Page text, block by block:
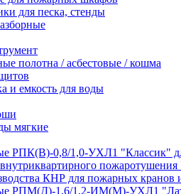
для песка, стенды
полотна / асбестовые / кошма
и емкость для воды
мягкие
РПК(В)-0,8/1,0-УХЛ1 "Классик"
внутриквартирного
КНР для пожарных кранов
РПМ(Д)-1,6/1,2-ИМ(M)-УХЛ1